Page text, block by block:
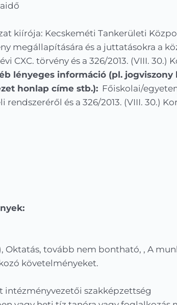
kiírója: Kecskeméti Tankerületi
megállapítására és a juttatásokra a
CXC. törvény és a 326/2013. (VIII.
lényeges információ (pl.
honlap címe stb.): Főiskolai/
és a 326/2013. (VIII. 30.)
Oktatás, tovább nem bontható, , A
követelményeket.
intézményvezetői szakképzettség